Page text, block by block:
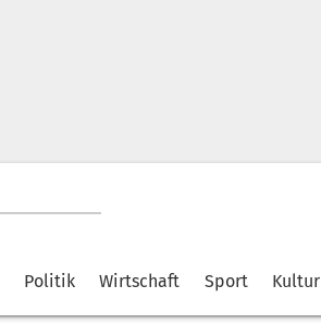
Politik Wirtschaft Sport Kultur